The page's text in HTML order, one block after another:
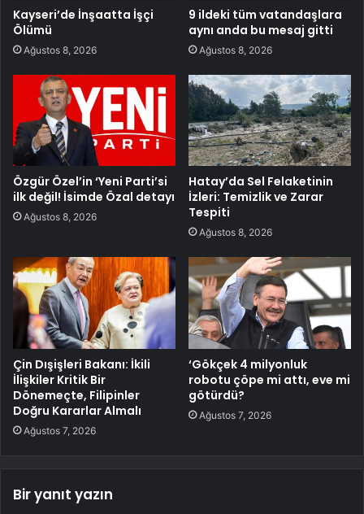
Kayseri’de İnşaatta İşçi
Ölümü
Ağustos 8, 2026
9 ildeki tüm vatandaşlara
aynı anda bu mesaj gitti
Ağustos 8, 2026
Özgür Özel’in ‘Yeni Parti’si
ilk değil! İsimde Özal detayı
Ağustos 8, 2026
Hatay’da Sel Felaketinin
İzleri: Temizlik ve Zarar
Tespiti
Ağustos 8, 2026
Çin Dışişleri Bakanı: İkili
İlişkiler Kritik Bir
Dönemeçte, Filipinler
Doğru Kararlar Almalı
Ağustos 7, 2026
‘Gökçek 4 milyonluk
robotu çöpe mi attı, eve mi
götürdü?
Ağustos 7, 2026
Bir yanıt yazın